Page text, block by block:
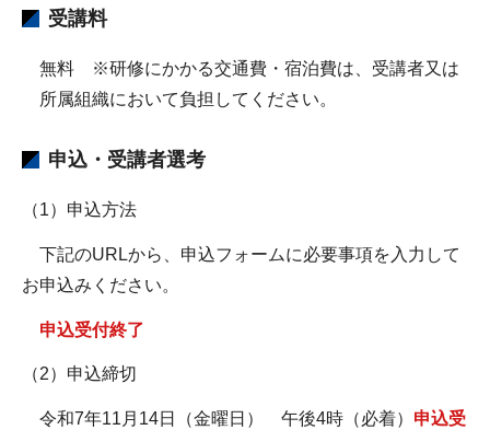
受講料
無料 ※研修にかかる交通費・宿泊費は、受講者又は
所属組織において負担してください。
申込・受講者選考
（1）申込方法
下記のURLから、申込フォームに必要事項を入力して
お申込みください。
申込受付終了
（2）申込締切
令和7年11月14日（金曜日） 午後4時（必着） 申込受